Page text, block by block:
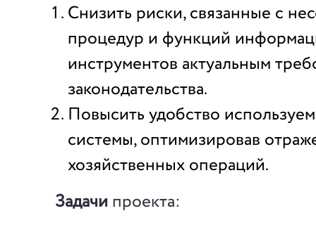
Снизить риски, связанные с
процедур и функций
инструментов актуальным
законодательства.
Повысить удобство
системы, оптимизировав
хозяйственных операций.
Задачи проекта: